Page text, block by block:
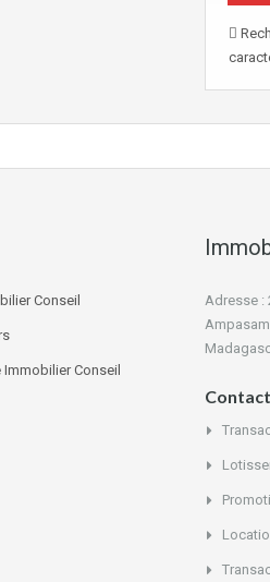
Conseil
Conseil
Adresse :